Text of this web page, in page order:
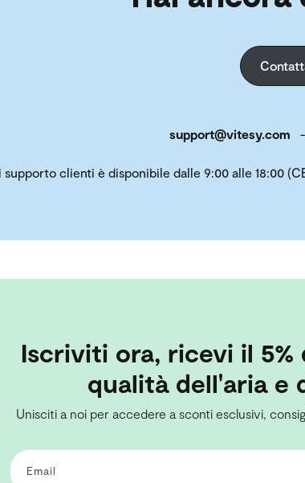
support@vitesy.com -
supporto clienti è disponibile dalle 9:00 alle 18:00
Iscriviti ora, ricevi il
qualità dell'aria e
Unisciti a noi per accedere a sconti esclusivi,